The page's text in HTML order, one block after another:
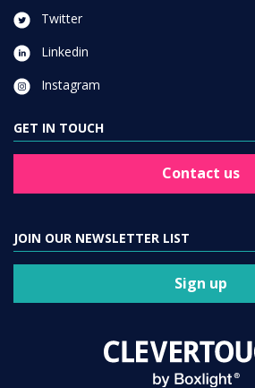
Twitter
Linkedin
Instagram
GET IN TOUCH
Contact us
JOIN OUR NEWSLETTER LIST
Sign up